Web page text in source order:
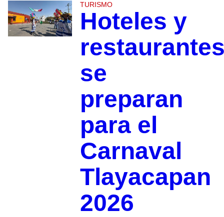
TURISMO
Hoteles y
se
preparan
para el
Carnaval
Tlayacapan
2026